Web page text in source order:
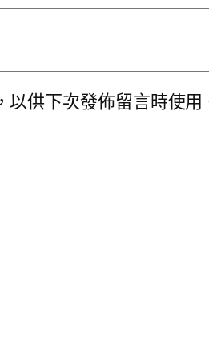
以供下次發佈留言時使用